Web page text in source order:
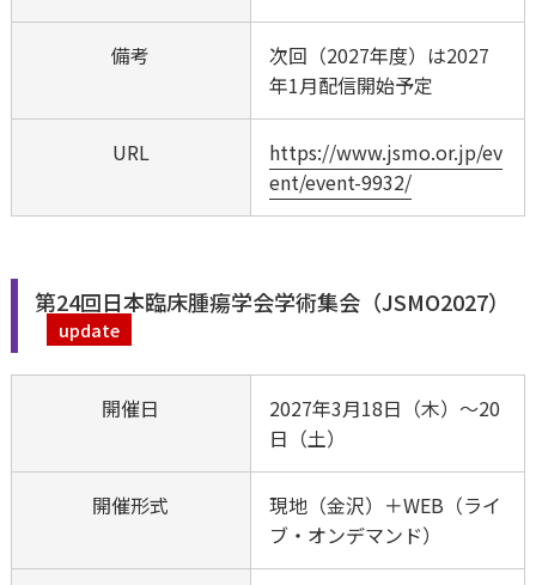
備考
次回（2027年度）は2027
年1月配信開始予定
URL
https://www.jsmo.or.jp/ev
ent/event-9932/
第24回日本臨床腫瘍学会学術集会（JSMO2027）
update
開催日
2027年3月18日（木）～20
日（土）
開催形式
現地（金沢）＋WEB（ライ
ブ・オンデマンド）